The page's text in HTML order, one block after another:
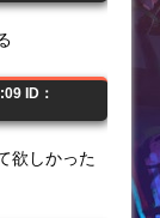
ID：
欲しかった